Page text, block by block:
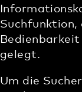
Suchfunktion,
gelegt.
Um die